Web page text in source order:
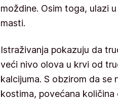
moždine. Osim toga, ulazi
masti.
Istraživanja pokazuju da
veći nivo olova u krvi od
kalcijuma. S obzirom da se
kostima, povećana